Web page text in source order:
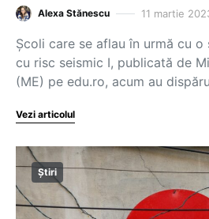
Alexa Stănescu 11 martie
Școli care se aflau în urmă cu o
cu risc seismic I, publicată de
(ME) pe edu.ro, acum au
Vezi articolul
Știri